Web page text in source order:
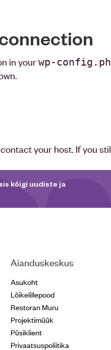
in yourwp-
your host. If you
kõigi uudiste ja
Aianduskeskus
Asukoht
Lõikelillepood
Restoran Muru
Projektimüük
Püsiklient
Privaatsuspoliitika